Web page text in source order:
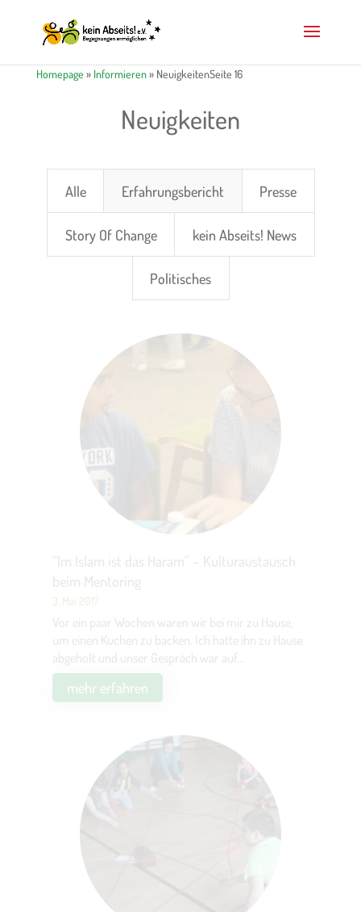
Homepage » Informieren» NeuigkeitenSeite 16
Neuigkeiten
Alle Erfahrungsbericht Presse
Story Of Change kein Abseits! News
Politisches
3. Mai 2017
Vor ein paar Wochen waren wir bei mir zu Hause,
um einen Kuchen zu backen. Ich hatte ihn zu Hause
abgeholt und unser Gespräch war auf...
mehr erfahren